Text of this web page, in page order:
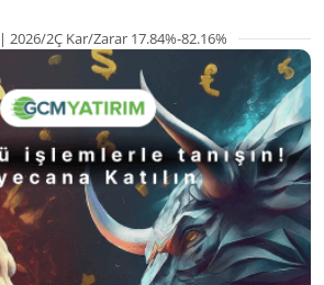
2Ç Kar/Zarar 17.84%-82.16%